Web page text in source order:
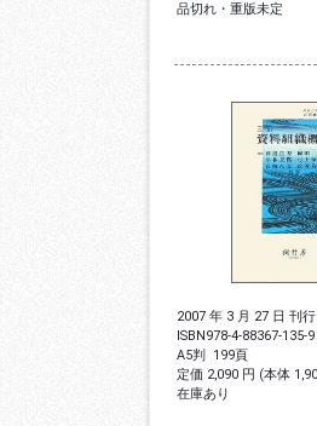
品切れ・重版未定
2007 年 3 月 27 日 刊行
ISBN978-4-88367-135-9
A5判 199頁
定価 2,090 円 (本体
在庫あり